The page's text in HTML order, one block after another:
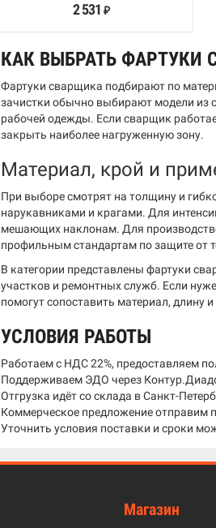
2 531 ₽
КАК ВЫБРАТЬ ФАРТУКИ
Фартуки сварщика подбирают по
зачистки обычно выбирают модели из
рабочей одежды. Если сварщик
закрыть наиболее нагруженную зону.
Материал, крой и
При выборе смотрят на толщину и
нарукавниками и крагами. Для
мешающих наклонам. Для
профильным стандартам по защите от
В категории представлены фартуки
участков и ремонтных служб. Если
помогут сопоставить материал, длину
УСЛОВИЯ РАБОТЫ
Работаем с НДС 22%, предоставляем
Поддерживаем ЭДО через
Отгрузка идёт со склада в Санкт-
Коммерческое предложение отправим
Уточнить условия поставки и сроки
Магазин